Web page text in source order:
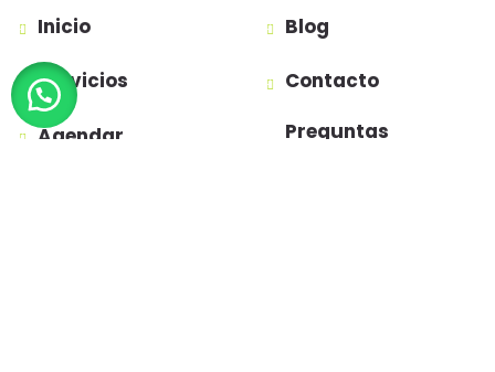
Inicio
Servicios
Agendar
Blog
Contacto
Preguntas